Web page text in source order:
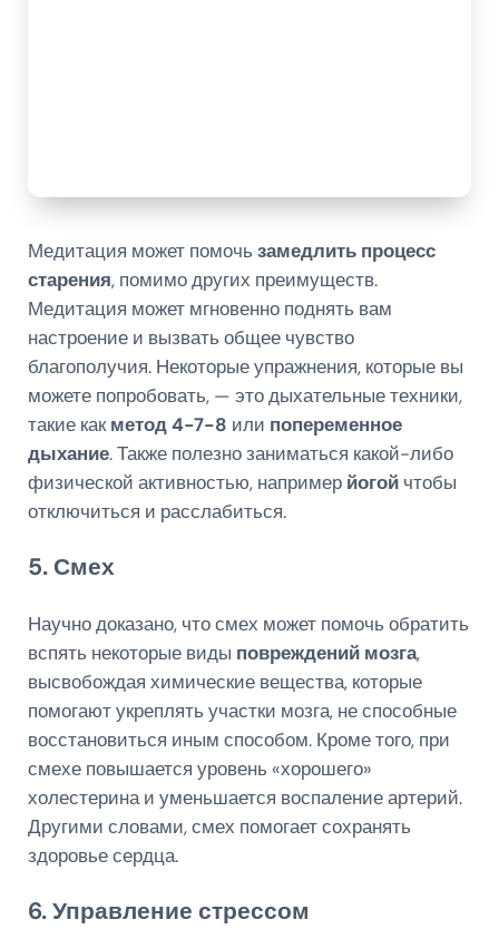
Медитация может помочь замедлить процесс
старения, помимо других преимуществ.
Медитация может мгновенно поднять вам
настроение и вызвать общее чувство
благополучия. Некоторые упражнения, которые вы
можете попробовать, — это дыхательные техники,
такие какметод 4-7-8 или попеременное
дыхание. Также полезно заниматься какой-либо
физической активностью, например йогойчтобы
отключиться и расслабиться.
5. Смех
Научно доказано, что смех может помочь обратить
вспять некоторые виды повреждений мозга,
высвобождая химические вещества, которые
помогают укреплять участки мозга, не способные
восстановиться иным способом. Кроме того, при
смехе повышается уровень «хорошего»
холестерина и уменьшается воспаление артерий.
Другими словами, смех помогает сохранять
здоровье сердца.
6. Управление стрессом